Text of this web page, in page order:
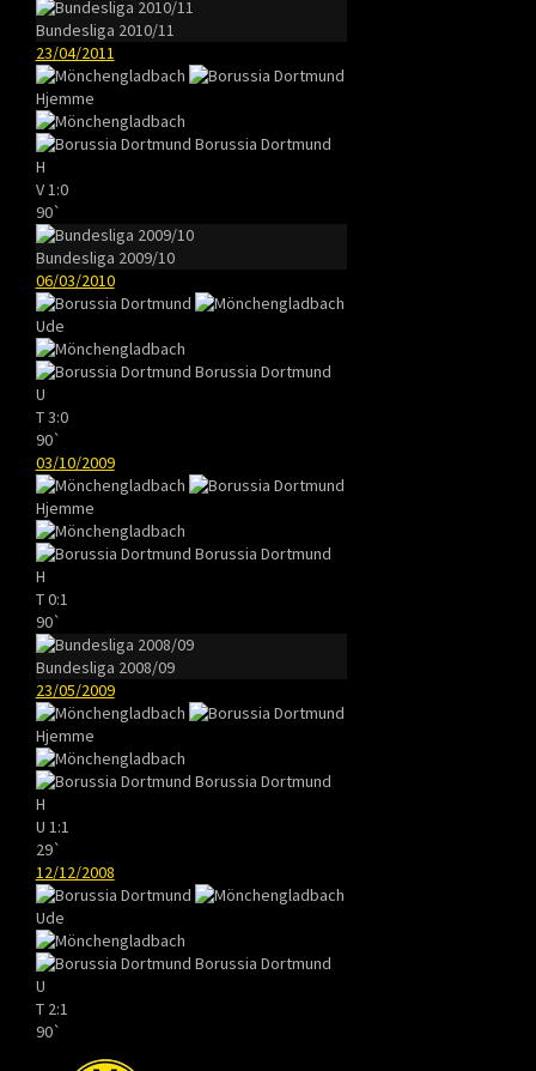
Bundesliga 2010/11
23/04/2011
Hjemme
Borussia Dortmund
H
V 1:0
90`
Bundesliga 2009/10
06/03/2010
Ude
Borussia Dortmund
U
T3:0
90`
03/10/2009
Hjemme
Borussia Dortmund
H
T0:1
90`
Bundesliga 2008/09
23/05/2009
Hjemme
Borussia Dortmund
H
U 1:1
29`
12/12/2008
Ude
Borussia Dortmund
U
T 2:1
90`